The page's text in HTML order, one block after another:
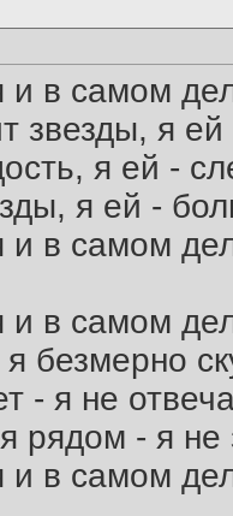
и в самом
звезды, я ей
я ей -
я ей -
и в самом
и в самом
безмерно
- я не
рядом - я
и в самом